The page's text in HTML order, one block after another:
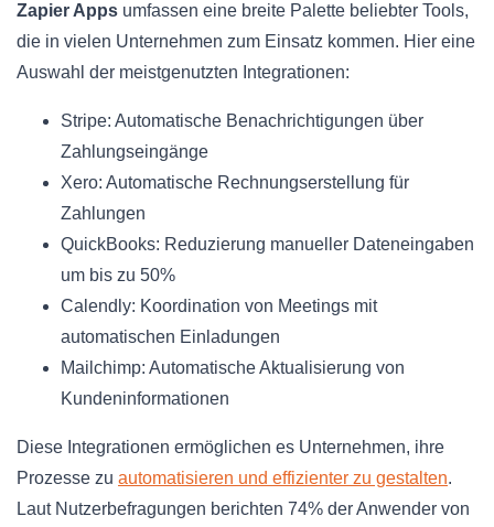
Zapier Apps umfassen eine breite Palette beliebter Tools,
die in vielen Unternehmen zum Einsatz kommen. Hier eine
Auswahl der meistgenutzten Integrationen:
Stripe: Automatische Benachrichtigungen über
Zahlungseingänge
Xero: Automatische Rechnungserstellung für
Zahlungen
QuickBooks: Reduzierung manueller Dateneingaben
um bis zu 50%
Calendly: Koordination von Meetings mit
automatischen Einladungen
Mailchimp: Automatische Aktualisierung von
Kundeninformationen
Diese Integrationen ermöglichen es Unternehmen, ihre
Prozesse zu automatisieren und effizienter zu gestalten.
Laut Nutzerbefragungen berichten 74% der Anwender von